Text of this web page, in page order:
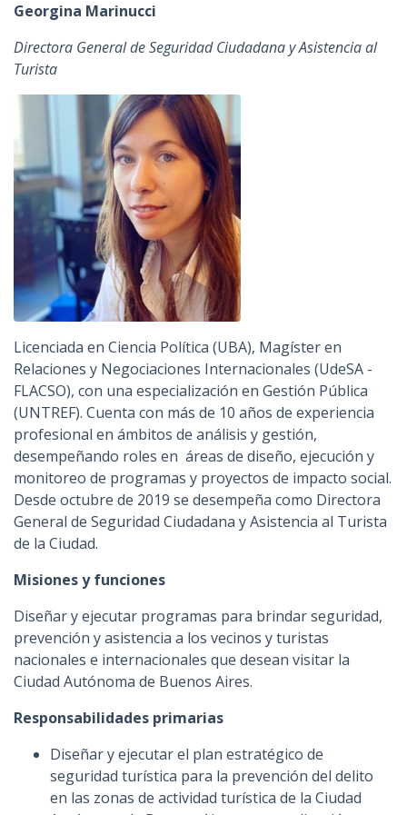
Georgina Marinucci
Directora General de Seguridad Ciudadana y Asistencia al
Turista
Licenciada en Ciencia Política (UBA), Magíster en
Relaciones y Negociaciones Internacionales (UdeSA -
FLACSO), con una especialización en Gestión Pública
(UNTREF). Cuenta con más de 10 años de experiencia
profesional en ámbitos de análisis y gestión,
desempeñando roles en áreas de diseño, ejecución y
monitoreo de programas y proyectos de impacto social.
Desde octubre de 2019 se desempeña como Directora
General de Seguridad Ciudadana y Asistencia al Turista
de la Ciudad.
Misiones y funciones
Diseñar y ejecutar programas para brindar seguridad,
prevención y asistencia a los vecinos y turistas
nacionales e internacionales que desean visitar la
Ciudad Autónoma de Buenos Aires.
Responsabilidades primarias
Diseñar y ejecutar el plan estratégico de
seguridad turística para la prevención del delito
en las zonas de actividad turística de la Ciudad